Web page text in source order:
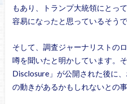
もあり、トランプ大統領にとっ
容易になったと思っているそうで
そして、調査ジャーナリストの
噂を聞いたと明かしています。
Disclosure」が公開された後に
の動きがあるかもしれないとの事